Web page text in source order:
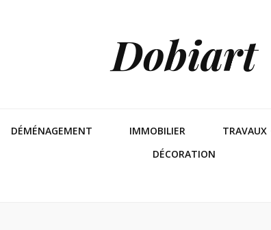
Dobiart
DÉMÉNAGEMENT IMMOBILIER TRAVAUX
DÉCORATION